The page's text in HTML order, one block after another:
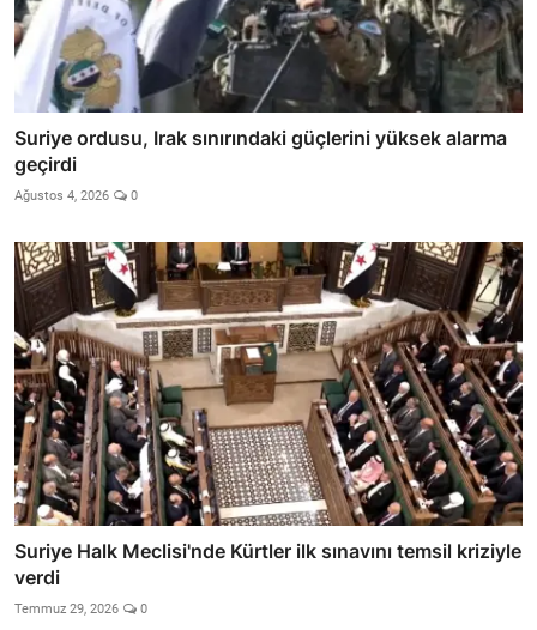
Suriye ordusu, Irak sınırındaki güçlerini yüksek alarma
geçirdi
Ağustos 4, 2026 0
Suriye Halk Meclisi'nde Kürtler ilk sınavını temsil kriziyle
verdi
Temmuz 29, 2026 0